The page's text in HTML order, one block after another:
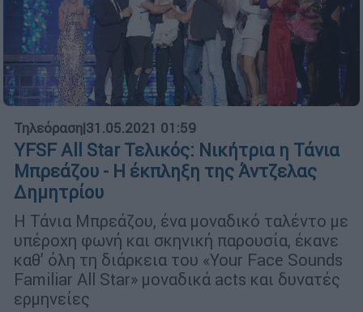
Τηλεόραση|31.05.2021 01:59
YFSF All Star Τελικός: Νικήτρια η Τάνια
Μπρεάζου - Η έκπληξη της Άντζελας
Δημητρίου
Η Τάνια Μπρεάζου, ένα μοναδικό ταλέντο με
υπέροχη φωνή και σκηνική παρουσία, έκανε
καθ’ όλη τη διάρκεια του «Your Face Sounds
Familiar All Star» μοναδικά acts και δυνατές
ερμηνείες